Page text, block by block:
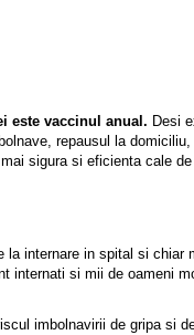
este vaccinul anual. Desi
repausul la
sigura si eficienta cale de
la internare in spital si chiar
internati si mii de oameni
imbolnavirii de gripa si